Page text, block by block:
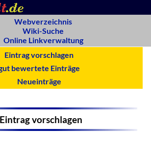
Webverzeichnis
Wiki-Suche
Online Linkverwaltung
Eintrag vorschlagen
bewertete Einträge
Neueinträge
vorschlagen